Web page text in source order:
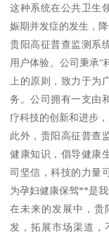
这种系统在公共卫生
娠期并发症的发生，
贵阳高征普查监测系
用户体验。公司秉承“
上的原则，致力于为
务。公司拥有一支由
疗科技的创新和进步
此外，贵阳高征普查
健康知识，倡导健康
司坚信，科技的力量
为孕妇健康保驾**是我
在未来的发展中，贵
发，拓展市场渠道